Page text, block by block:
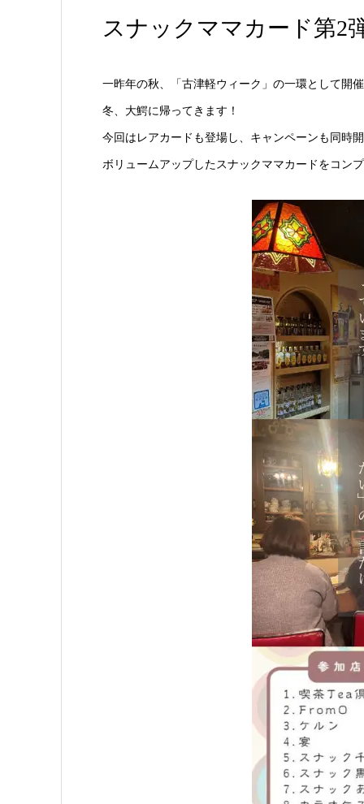
スナックママカード第2
一昨年の秋、「古津軽ウィーク」の一環として開
冬、大鰐に帰ってきます！
今回はレアカードも登場し、キャンペーンも同時
ボリュームアップしたスナックママカードをコン